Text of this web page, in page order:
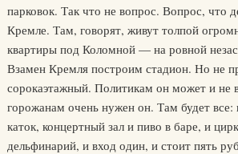
парковок. Так что не вопрос. Вопрос, что
Кремле. Там, говорят, живут толпой
квартиры под Коломной — на ровной
Взамен Кремля построим стадион. Но не
сорокаэтажный. Политикам он может и не
горожанам очень нужен он. Там будет все:
каток, концертный зал и пиво в баре, и
дельфинарий, и вход один, и стоит пять